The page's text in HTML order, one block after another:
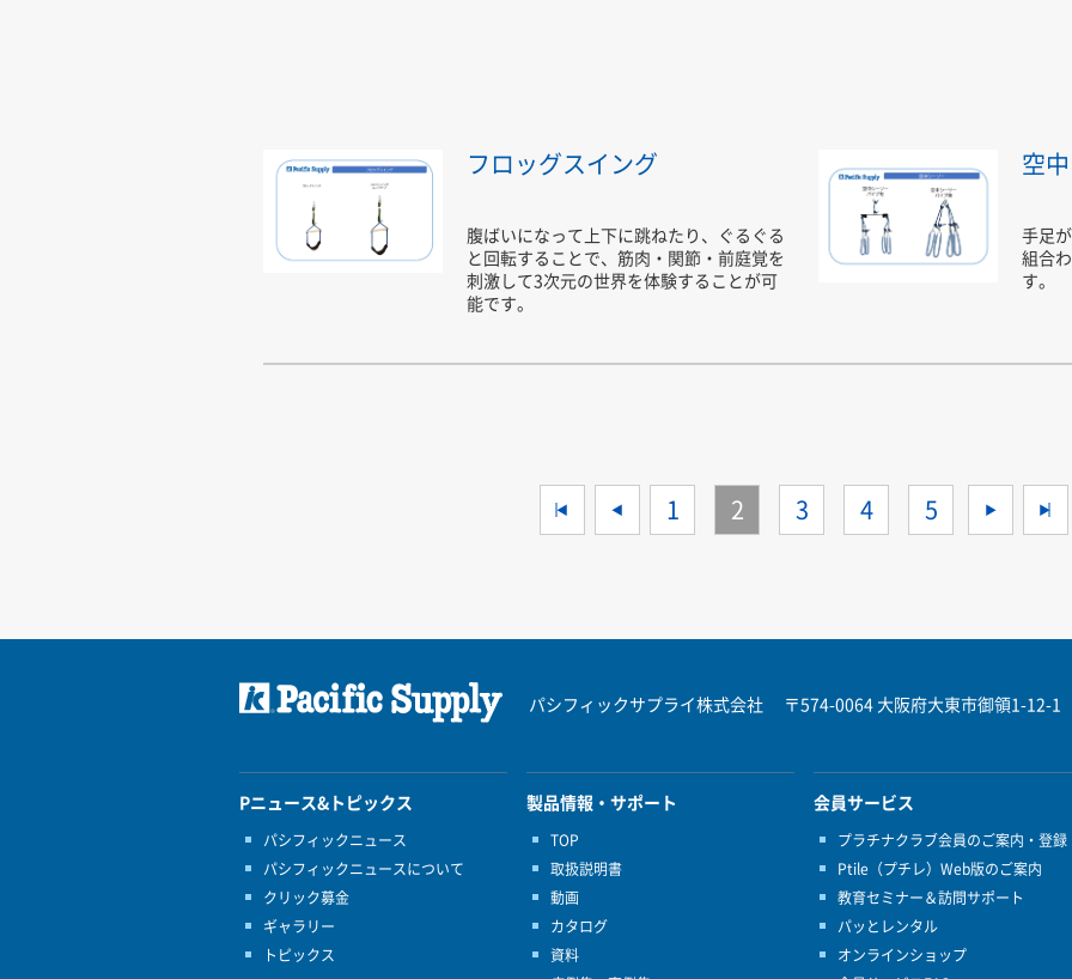
フロッグスイング
腹ばいになって上下に跳ねたり、ぐるぐる
と回転することで、筋肉・関節・前庭覚を
刺激して3次元の世界を体験することが可
能です。
空
手足
組合
す。
1 2 3 4 5
パシフィックサプライ株式会社 〒574-0064 大阪府大東市御領1-12-1
Pニュース&トピックス
パシフィックニュース
パシフィックニュースについて
クリック募金
ギャラリー
トピックス
製品情報・サポート
TOP
取扱説明書
動画
カタログ
資料
会員サービス
プラチナクラブ会員のご案内・登録
Ptile（プチレ）Web版のご案内
教育セミナー＆訪問サポート
パッとレンタル
オンラインショップ